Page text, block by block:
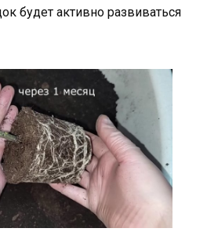
будет активно развиваться